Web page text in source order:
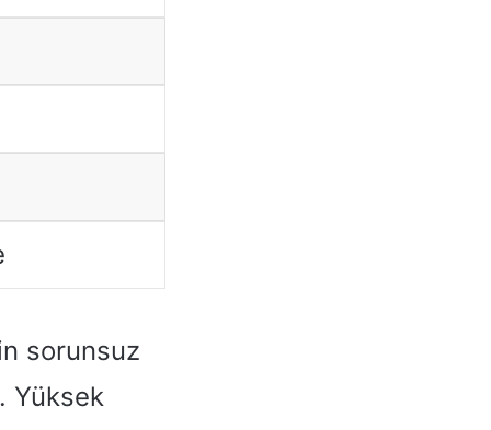
sorunsuz
Yüksek